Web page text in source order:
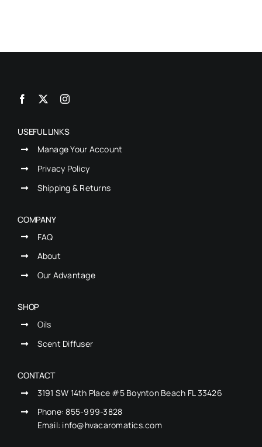
USEFUL LINKS
Manage Your Account
Privacy Policy
Shipping & Returns
COMPANY
FAQ
About
Our Advantage
SHOP
Oils
Scent Diffuser
CONTACT
3191 SW 14th Place #5 Boynton Beach FL 33426
Phone: 855-999-3828
Email: info@hvacaromatics.com